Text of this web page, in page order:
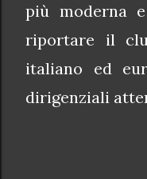
più moderna
riportare il
italiano ed
dirigenziali